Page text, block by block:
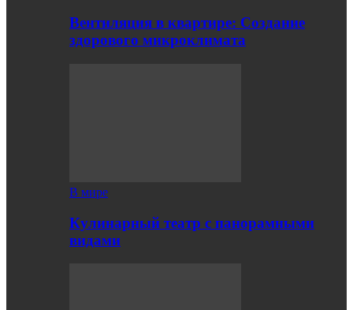
Вентиляция в квартире: Создание
здорового микроклимата
В мире
Кулинарный театр с панорамными
видами